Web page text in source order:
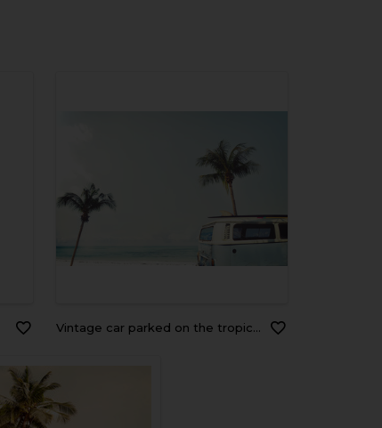
Vintage car parked on the tropical beach (seaside) with a surfboard on the roof - Leisure trip in the summer